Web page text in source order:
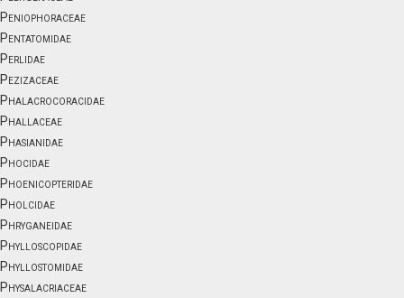
Peniophoraceae
Pentatomidae
Perlidae
Pezizaceae
Phalacrocoracidae
Phallaceae
Phasianidae
Phocidae
Phoenicopteridae
Pholcidae
Phryganeidae
Phylloscopidae
Phyllostomidae
Physalacriaceae